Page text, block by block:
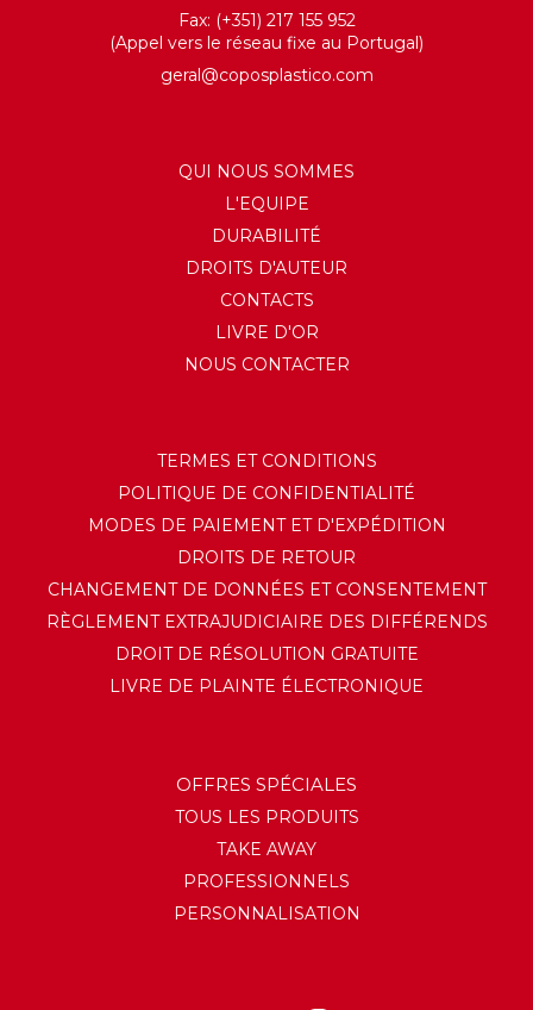
Fax: (+351) 217 155 952
(Appel vers le réseau fixe au Portugal)
geral@coposplastico.com
QUI NOUS SOMMES
L'EQUIPE
DURABILITÉ
DROITS D'AUTEUR
CONTACTS
LIVRE D'OR
NOUS CONTACTER
TERMES ET CONDITIONS
POLITIQUE DE CONFIDENTIALITÉ
MODES DE PAIEMENT ET D'EXPÉDITION
DROITS DE RETOUR
CHANGEMENT DE DONNÉES ET CONSENTEMENT
RÈGLEMENT EXTRAJUDICIAIRE DES DIFFÉRENDS
DROIT DE RÉSOLUTION GRATUITE
LIVRE DE PLAINTE ÉLECTRONIQUE
OFFRES SPÉCIALES
TOUS LES PRODUITS
TAKE AWAY
PROFESSIONNELS
PERSONNALISATION